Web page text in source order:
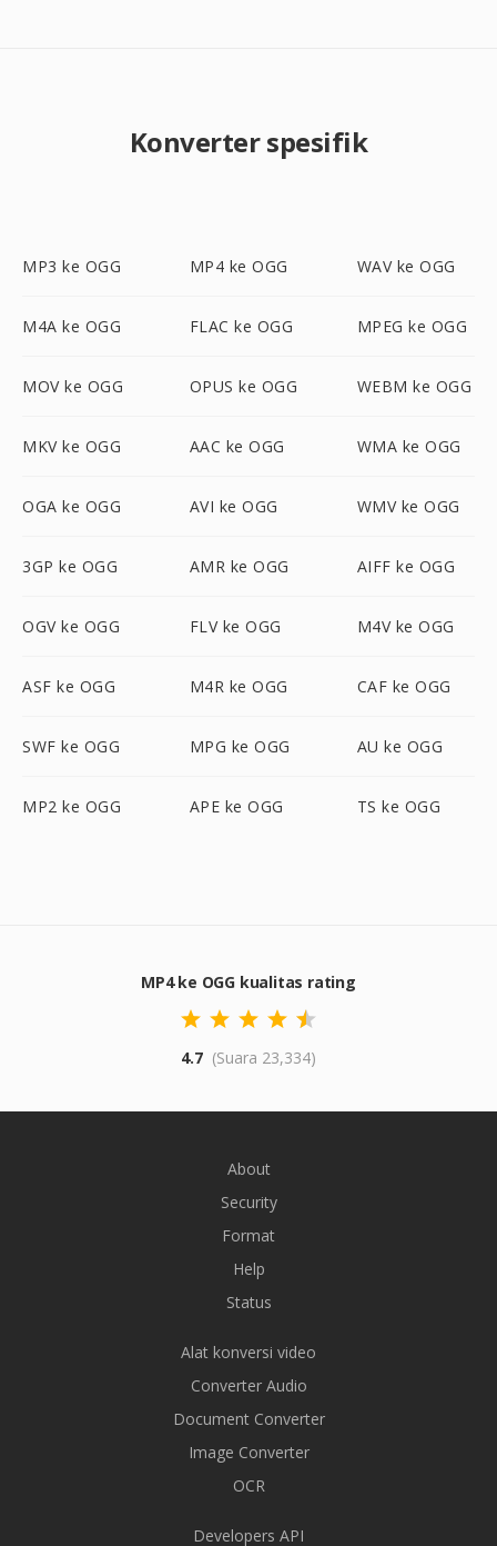
Konverter spesifik
MP3 ke OGG MP4 ke OGG WAV ke OGG
M4A ke OGG FLAC ke OGG MPEG ke OGG
MOV ke OGG OPUS ke OGG WEBM ke OGG
MKV ke OGG AAC ke OGG WMA ke OGG
OGA ke OGG AVI ke OGG WMV ke OGG
3GP ke OGG AMR ke OGG AIFF ke OGG
OGV ke OGG FLV ke OGG M4V ke OGG
ASF ke OGG M4R ke OGG CAF ke OGG
SWF ke OGG MPG ke OGG AU ke OGG
MP2 ke OGG APE ke OGG TS ke OGG
MP4 ke OGG kualitas rating
4.7 (Suara 23,334)
About
Security
Format
Help
Status
Alat konversi video
Converter Audio
Document Converter
Image Converter
OCR
Developers API